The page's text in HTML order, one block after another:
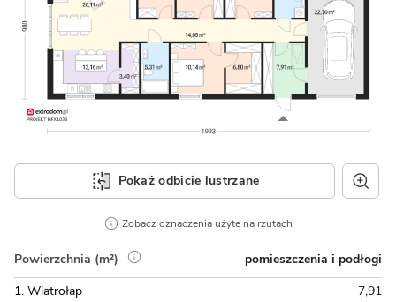
Pokaż odbicie lustrzane
Zobacz oznaczenia użyte na rzutach
Powierzchnia (m²)
pomieszczenia i podłogi
1. Wiatrołap
7,91